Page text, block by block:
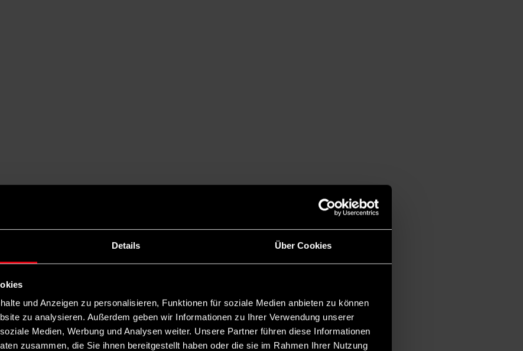
Details Über Cookies
und Anzeigen zu personalisieren, Funktionen für soziale Medien anbieten zu können
zu analysieren. Außerdem geben wir Informationen zu Ihrer Verwendung unserer
Medien, Werbung und Analysen weiter. Unsere Partner führen diese Informationen
zusammen, die Sie ihnen bereitgestellt haben oder die sie im Rahmen Ihrer Nutzung